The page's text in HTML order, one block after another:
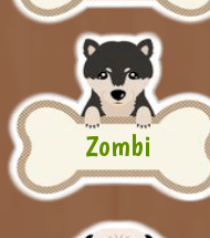
Zombi